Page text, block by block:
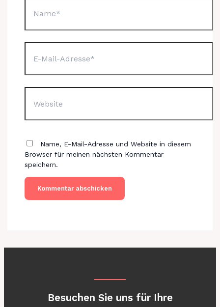
Mail-
Name, E-Mail-Adresse und Website in diesem
Browser für meinen nächsten Kommentar
speichern.
Besuchen Sie uns für Ihre